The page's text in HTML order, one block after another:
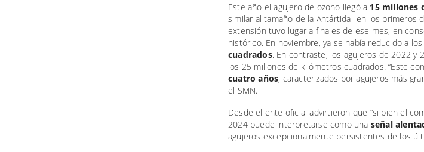
Este año el agujero de ozono llegó a 15 millones
similar al tamaño de la Antártida- en los primeros
extensión tuvo lugar a finales de ese mes, en
histórico. En noviembre, ya se había reducido a los
cuadrados. En contraste, los agujeros de 2022 y
los 25 millones de kilómetros cuadrados. “Este
cuatro años, caracterizados por agujeros más
el SMN.
Desde el ente oficial advirtieron que “si bien el
2024 puede interpretarse como una señal
agujeros excepcionalmente persistentes de los